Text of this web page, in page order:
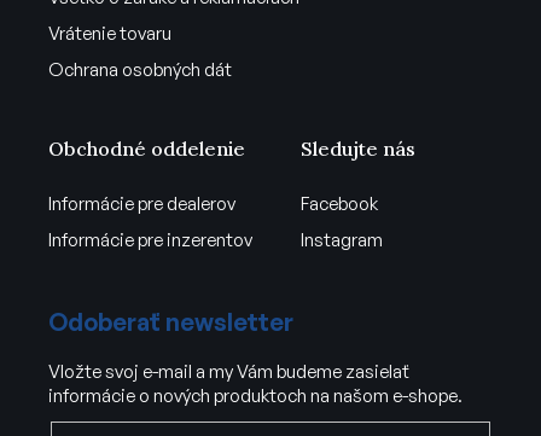
Vrátenie tovaru
Ochrana osobných dát
Obchodné oddelenie
Informácie pre dealerov
Informácie pre inzerentov
Sledujte nás
Facebook
Instagram
Odoberať newsletter
Vložte svoj e-mail a my Vám budeme zasielať
informácie o nových produktoch na našom e-shope.